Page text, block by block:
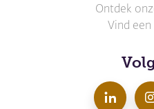
Ontdek
Vind